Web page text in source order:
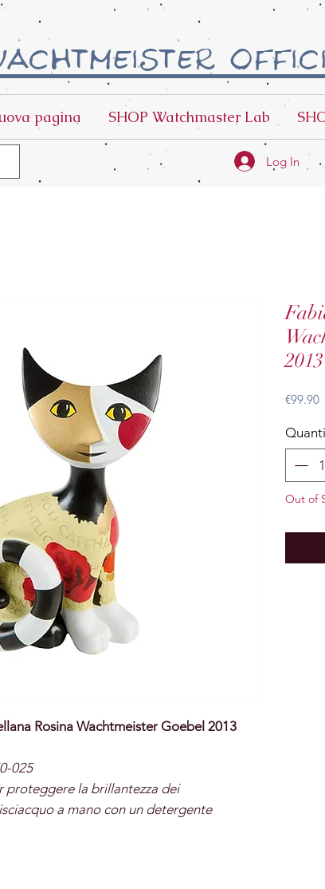
pagina SHOP Watchmaster Lab
Log In
Rosina Wachtmeister Goebel 2013
025
proteggere la brillantezza dei
a mano con un detergente
2013
€99.90
Out of